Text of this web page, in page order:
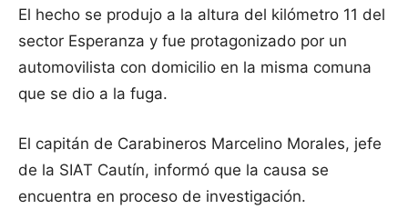
El hecho se produjo a la altura del kilómetro 11 del
sector Esperanza y fue protagonizado por un
automovilista con domicilio en la misma comuna
que se dio a la fuga.
El capitán de Carabineros Marcelino Morales, jefe
de la SIAT Cautín, informó que la causa se
encuentra en proceso de investigación.